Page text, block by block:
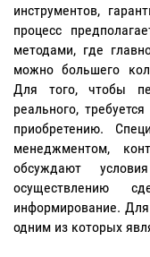
инструментов,
процесс
методами, где
можно большего
Для того, чтобы
реального,
приобретению.
менеджментом,
обсуждают
осуществлению
информирование. Для
одним из которых